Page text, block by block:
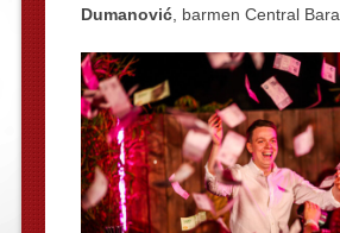
Dumanović, barmen Central Bara.